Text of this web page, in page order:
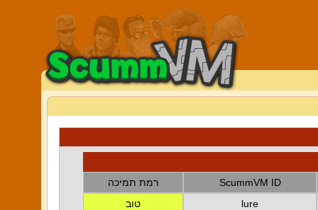
ScummVM ID
רמת תמיכה
lure טוב